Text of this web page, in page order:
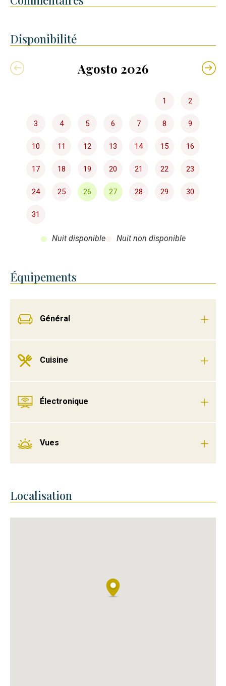
Disponibilité
Agosto 2026
1 2
3 4 5 6 7 8 9
10 11 12 13 14 15 16
17 18 19 20 21 22 23
24 25 26 27 28 29 30
31
Nuit disponible Nuit non disponible
Équipements
Général
Cuisine
Électronique
Vues
Localisation